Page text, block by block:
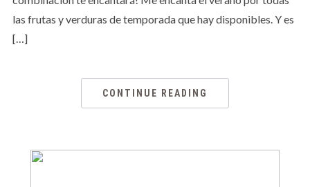
las frutas y verduras de temporada que hay disponibles. Y es
[…]
CONTINUE READING